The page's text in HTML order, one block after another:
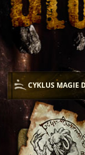
CYKLUS MAGIE